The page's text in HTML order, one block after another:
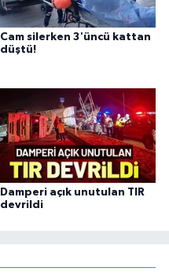
Cam silerken 3'üncü kattan
düştü!
Damperi açık unutulan TIR
devrildi